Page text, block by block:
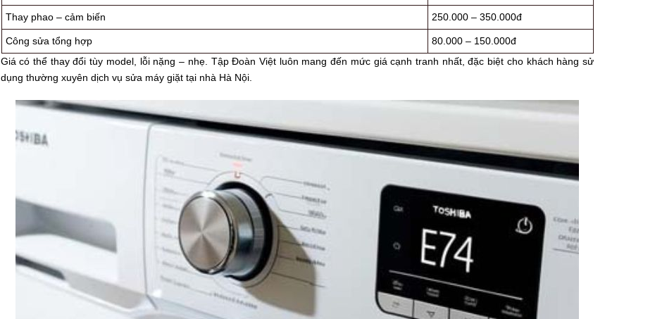
Thay phao – cảm biến 250.000 – 350.000đ
Công sửa tổng hợp
80.000 – 150.000đ
Giá có thể thay đổi tùy model, lỗi nặng – nhẹ. Tập Đoàn Việt luôn mang đến mức giá cạnh tranh nhất, đặc biệt cho khách hàng sử
dụng thường xuyên dịch vụ sửa máy giặt tại nhà Hà Nội.